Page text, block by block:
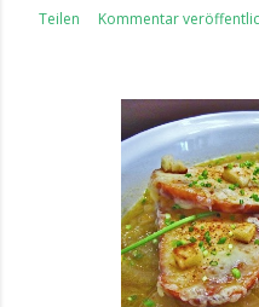
Teilen Kommentar